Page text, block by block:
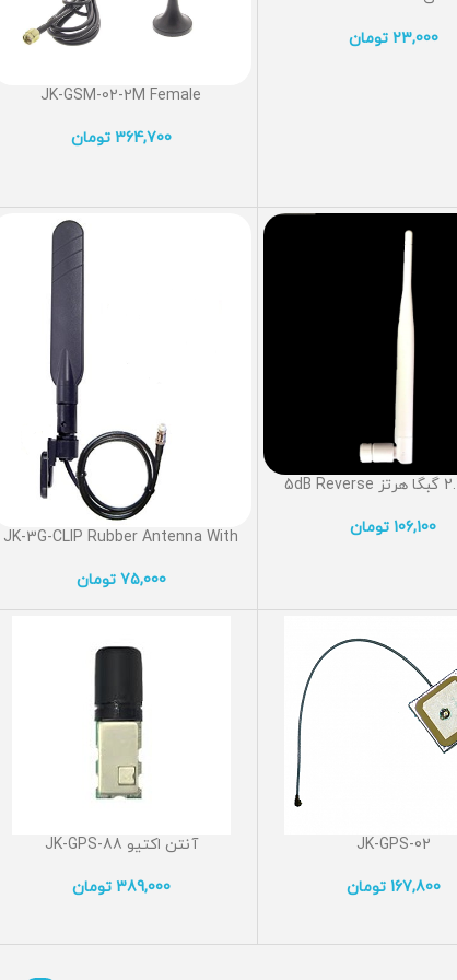
23,000 تومان
JK-GSM-02-2M Female
364,700 تومان
106,100 تومان
JK-3G-CLIP Rubber Antenna With
75,000 تومان
JK-GPS-02
167,800 تومان
آنتن اکتیو JK-GPS-88
389,000 تومان